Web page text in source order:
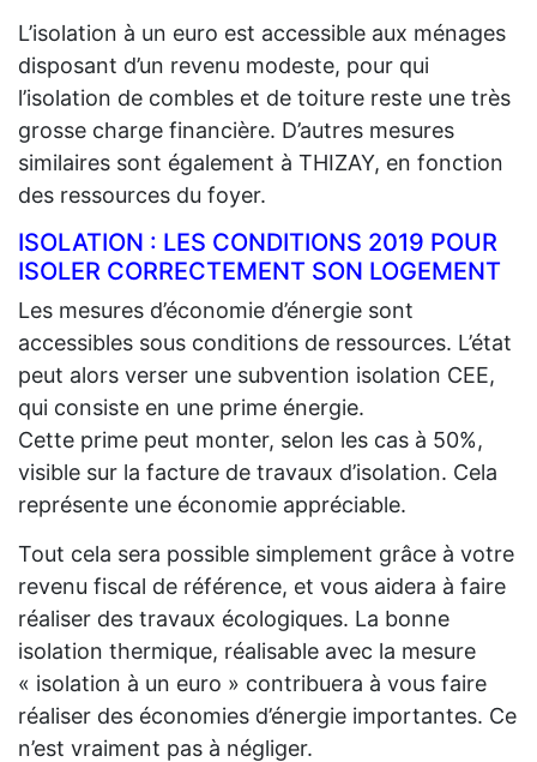
L’isolation à un euro est accessible aux ménages
disposant d’un revenu modeste, pour qui
l’isolation de combles et de toiture reste une très
grosse charge financière. D’autres mesures
similaires sont également à THIZAY, en fonction
des ressources du foyer.
ISOLATION : LES CONDITIONS 2019 POUR
ISOLER CORRECTEMENT SON LOGEMENT
Les mesures d’économie d’énergie sont
accessibles sous conditions de ressources. L’état
peut alors verser une subvention isolation CEE,
qui consiste en une prime énergie.
Cette prime peut monter, selon les cas à 50%,
visible sur la facture de travaux d’isolation. Cela
représente une économie appréciable.
Tout cela sera possible simplement grâce à votre
revenu fiscal de référence, et vous aidera à faire
réaliser des travaux écologiques. La bonne
isolation thermique, réalisable avec la mesure
« isolation à un euro » contribuera à vous faire
réaliser des économies d’énergie importantes. Ce
n’est vraiment pas à négliger.